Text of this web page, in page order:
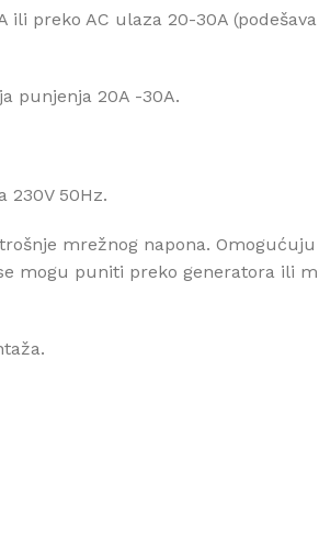
ili preko AC ulaza 20-30A
punjenja 20A -30A.
230V 50Hz.
mrežnog napona.
mogu puniti preko generatora ili